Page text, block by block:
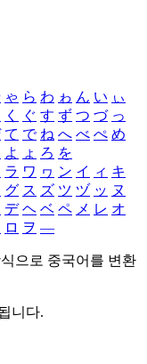
ゃ ら わ ゎ ん い ぃ
く ぐ す ず つ づ っ
て で ね へ べ ぺ め
よ ょ ろ を
ラ ワ ヮ ン イ ィ キ
グ ス ズ ツ ヅ ッ ヌ
デ ヘ ベ ペ メ レ オ
ロ ヲ ―
으로 중국어를 변환
니다.